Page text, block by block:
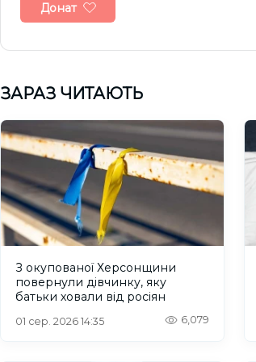
Донат
ЗАРАЗ ЧИТАЮТЬ
З окупованої Херсонщини
повернули дівчинку, яку
батьки ховали від росіян
01 сер. 2026 14:35 6,079